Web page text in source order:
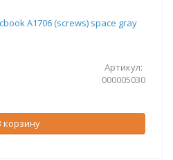
A1706 (screws) space gray
Артикул:
000005030
корзину